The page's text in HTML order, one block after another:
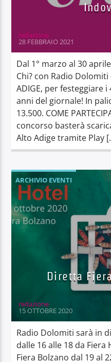
redazione
28 FEBBRAIO 2021
Dal 1° marzo al 30
Chi? con Radio
ADIGE, per festeggiare
anni del giornale! In
13.500. COME
concorso basterà
Alto Adige tramite Play
ARCHIVIO EVENTI
Diretta
redazione
15 OTTOBRE 2020
Radio Dolomiti sarà in
dalle 16 alle 18 da
Fiera Bolzano dal 19 al